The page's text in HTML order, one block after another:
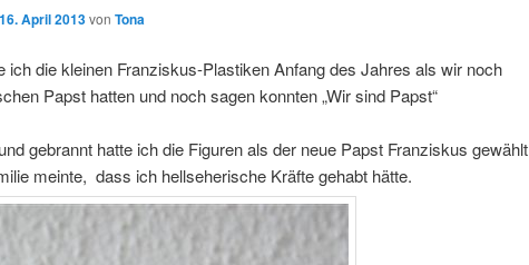
16. April 2013von Tona
ich die kleinen Franziskus-Plastiken Anfang des Jahres als wir noch
Papst hatten und noch sagen konnten „Wir sind Papst“
gebrannt hatte ich die Figuren als der neue Papst Franziskus gewählt
meinte, dass ich hellseherische Kräfte gehabt hätte.